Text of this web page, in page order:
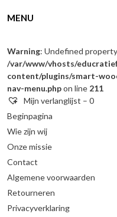
MENU
Warning: Undefined
/var/www/vhosts/
content/plugins/smart-
nav-menu.phpon line 211
Mijn verlanglijst – 0
Beginpagina
Wie zijn wij
Onze missie
Contact
Algemene voorwaarden
Retourneren
Privacyverklaring